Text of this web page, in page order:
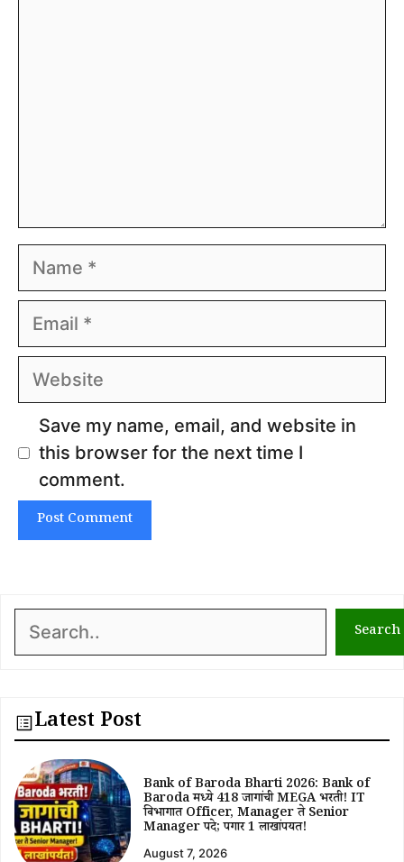
Name
Email
Website
Save my name, email, and website in
this browser for the next time I
comment.
Search Search
Latest Post
Bank of Baroda Bharti 2026: Bank of
Baroda मध्ये 418 जागांची MEGA भरती! IT
विभागात Officer, Manager ते Senior
Manager पदे; पगार ₹1 लाखांपर्यंत!
August 7, 2026